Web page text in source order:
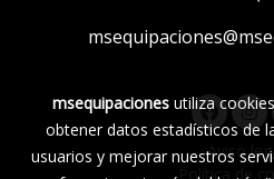
Aviso
Política de
msequipaciones utiliza
obtener datos estadísticos de
usuarios y mejorar nuestros